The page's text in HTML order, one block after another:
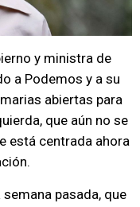
y ministra de
a Podemos y a su
abiertas para
que aún no se
está centrada ahora
pasada, que